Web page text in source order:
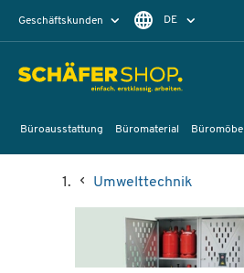
Geschäftskunden DE
Büroausstattung Büromaterial Büromöbel
Umwelttechnik